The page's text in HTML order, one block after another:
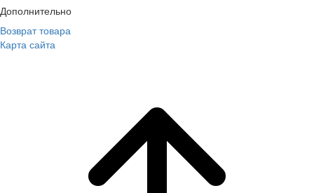
Дополнительно
Возврат товара
Карта сайта